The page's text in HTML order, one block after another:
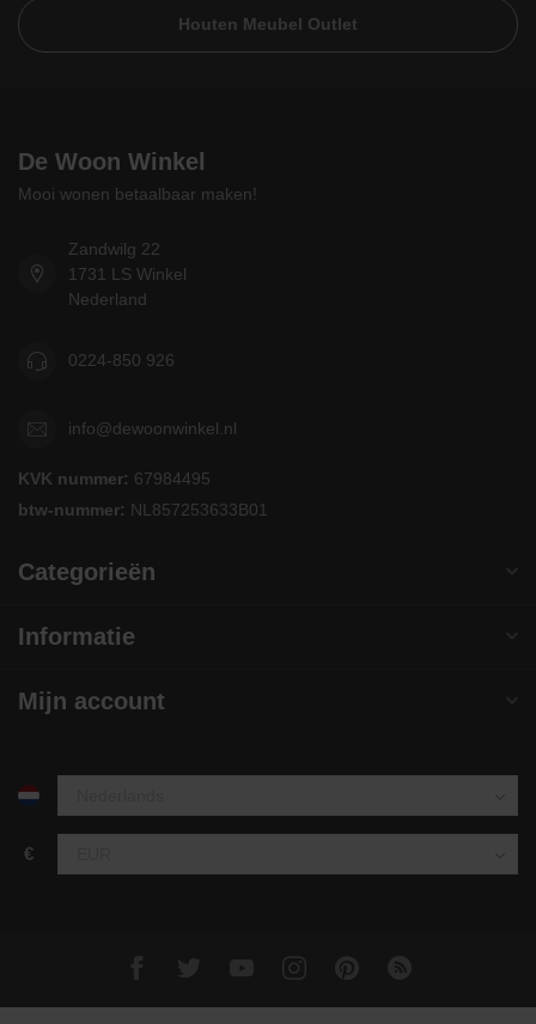
Houten Meubel Outlet
De Woon Winkel
Mooi wonen betaalbaar maken!
Zandwilg 22
1731 LS Winkel
Nederland
0224-850 926
info@dewoonwinkel.nl
KVK nummer: 67984495
btw-nummer: NL857253633B01
Categorieën
Informatie
Mijn account
€